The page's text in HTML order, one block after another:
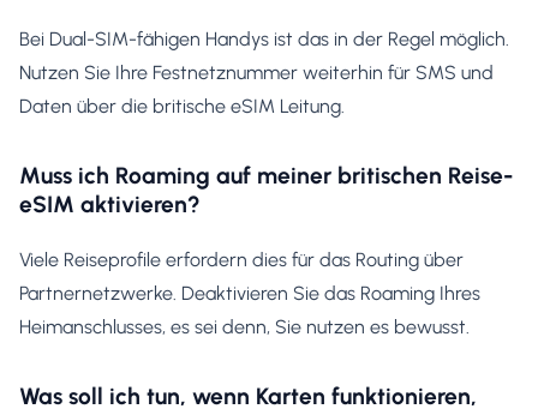
Bei Dual-SIM-fähigen Handys ist das in der Regel möglich.
Nutzen Sie Ihre Festnetznummer weiterhin für SMS und
Daten über die britische eSIM Leitung.
Muss ich Roaming auf meiner britischen Reise-
eSIM aktivieren?
Viele Reiseprofile erfordern dies für das Routing über
Partnernetzwerke. Deaktivieren Sie das Roaming Ihres
Heimanschlusses, es sei denn, Sie nutzen es bewusst.
Was soll ich tun, wenn Karten funktionieren,